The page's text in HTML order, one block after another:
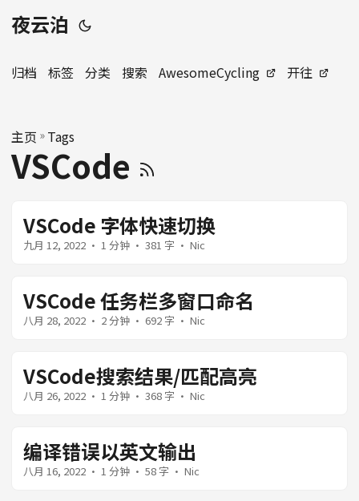
夜云泊
归档 标签 分类 搜索 AwesomeCycling 开往
主页 » Tags
VSCode
VSCode 字体快速切换
九月 12, 2022 · 1 分钟 · 381 字 · Nic
VSCode 任务栏多窗口命名
八月 28, 2022 · 2 分钟 · 692 字 · Nic
VSCode搜索结果/匹配高亮
八月 26, 2022 · 1 分钟 · 368 字 · Nic
编译错误以英文输出
八月 16, 2022 · 1 分钟 · 58 字 · Nic